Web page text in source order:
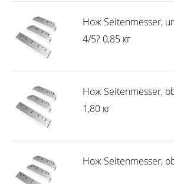
Нож Seitenmesser,
4/5? 0,85 кг
Нож Seitenmesser,
1,80 кг
Нож Seitenmesser,